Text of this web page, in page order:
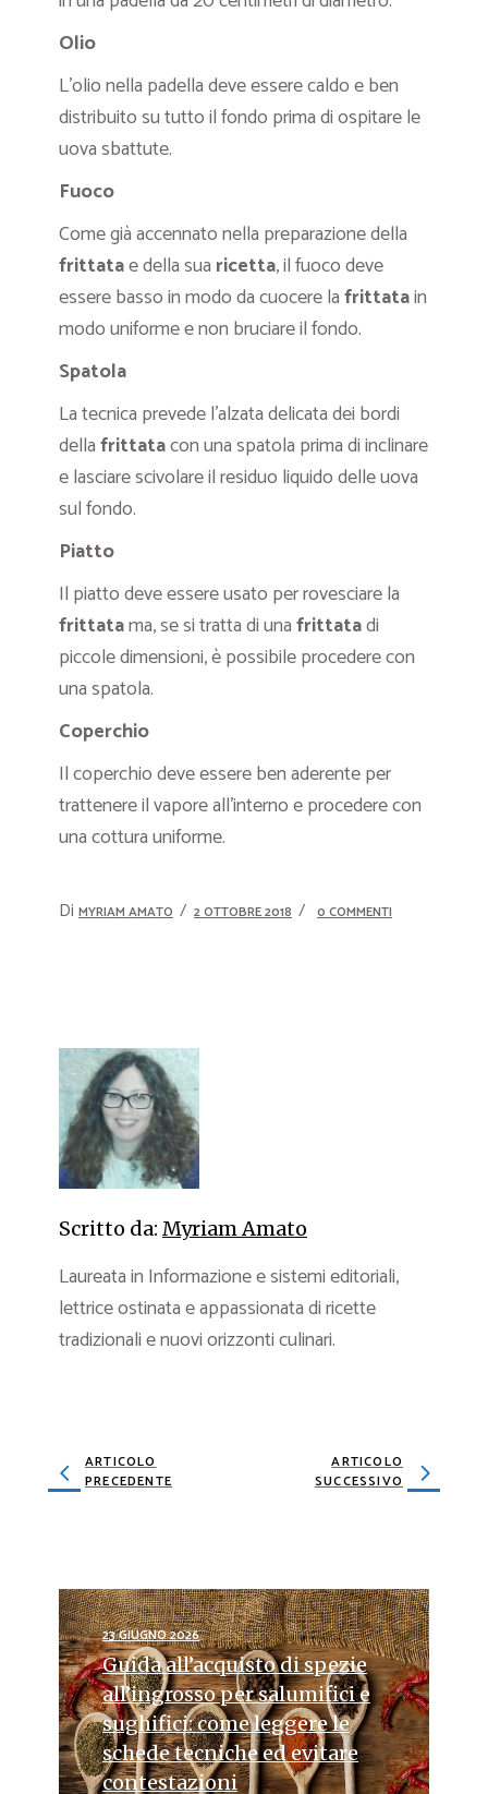
Olio
L’olio nella padella deve essere caldo e ben
distribuito su tutto il fondo prima di ospitare le
uova sbattute.
Fuoco
Come già accennato nella preparazione della
frittatae della sua ricetta, il fuoco deve
essere basso in modo da cuocere lafrittatain
modo uniforme e non bruciare il fondo.
Spatola
La tecnica prevede l’alzata delicata dei bordi
dellafrittatacon una spatola prima di inclinare
e lasciare scivolare il residuo liquido delle uova
sul fondo.
Piatto
Il piatto deve essere usato per rovesciare la
frittatama, se si tratta di unafrittatadi
piccole dimensioni, è possibile procedere con
una spatola.
Coperchio
Il coperchio deve essere ben aderente per
trattenere il vapore all’interno e procedere con
una cottura uniforme.
Di MYRIAM AMATO 2 OTTOBRE 2018 0 COMMENTI
Scritto da: Myriam Amato
Laureata in Informazione e sistemi editoriali,
lettrice ostinata e appassionata di ricette
tradizionali e nuovi orizzonti culinari.
ARTICOLO
PRECEDENTE
ARTICOLO
SUCCESSIVO
23 GIUGNO 2026
Guida all’acquisto di spezie
all’ingrosso per salumifici e
sughifici: come leggere le
schede tecniche ed evitare
contestazioni